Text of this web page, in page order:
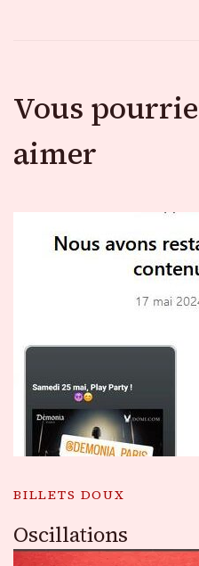
Vous
aimer
BILLETS DOUX
Oscillations